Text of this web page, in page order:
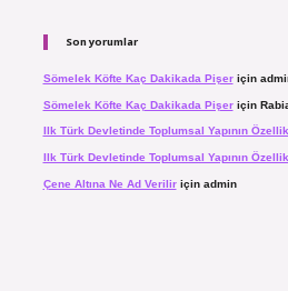
Son yorumlar
Sömelek Köfte Kaç Dakikada Pişeriçin
Sömelek Köfte Kaç Dakikada Pişeriçin
Ilk Türk Devletinde Toplumsal Yapının
Ilk Türk Devletinde Toplumsal Yapının
Çene Altına Ne Ad Veriliriçin admin